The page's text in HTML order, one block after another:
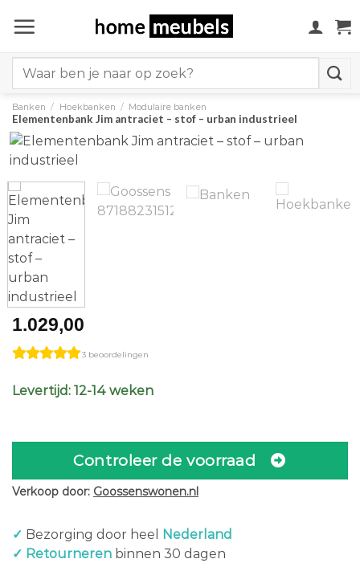
naar
for:
Banken / Hoekbanken / Modulaire banken
Elementenbank Jim antraciet – stof – urban industrieel
1.029,00
3 beoordelingen
Levertijd: 12-14 weken
Controleer de voorraad
Verkoop door: Goossenswonen.nl
✓ Bezorging door heel
Nederland
✓ Retourneren binnen 30 dagen